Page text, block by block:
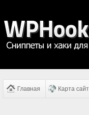
Главная Карта